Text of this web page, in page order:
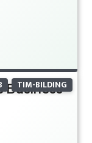
TIM-BILDING
Business